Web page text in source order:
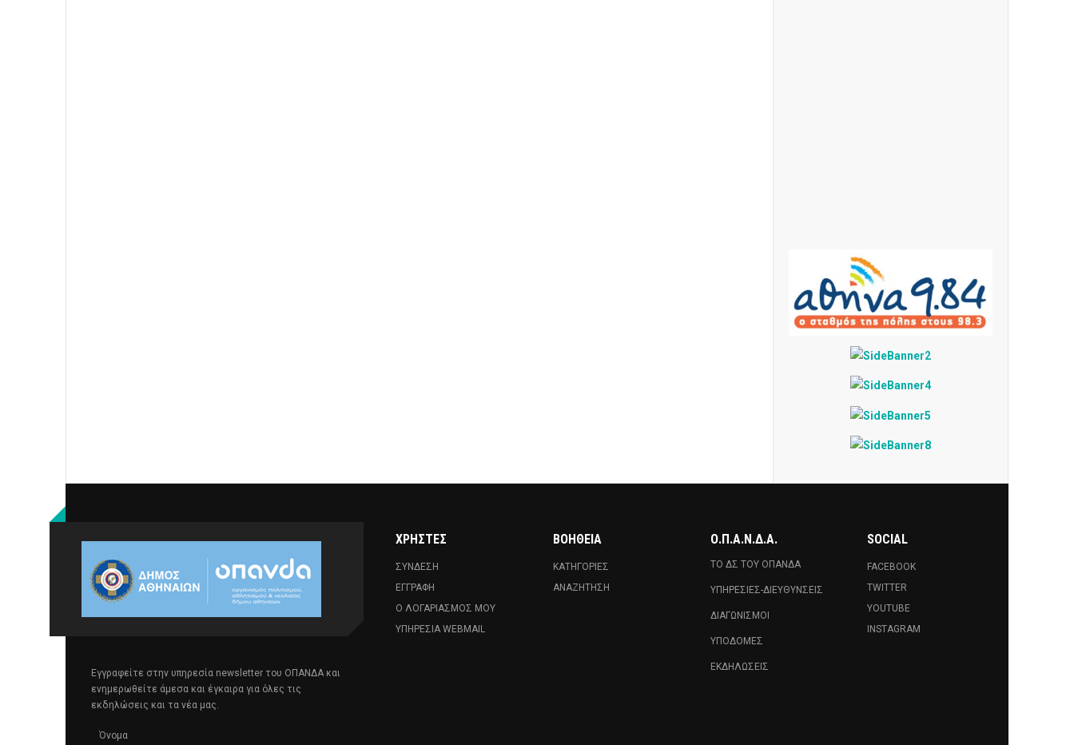
Εγγραφείτε στην υπηρεσία newsletter του ΟΠΑΝΔΑ και
ενημερωθείτε άμεσα και έγκαιρα για όλες τις
εκδηλώσεις και τα νέα μας.
ΧΡΉΣΤΕΣ
ΣΎΝΔΕΣΗ
ΕΓΓΡΑΦΉ
Ο ΛΟΓΑΡΙΑΣΜΌΣ ΜΟΥ
ΥΠΗΡΕΣΊΑ WEBMAIL
ΒΟΉΘΕΙΑ
ΚΑΤΗΓΟΡΊΕΣ
ΑΝΑΖΉΤΗΣΗ
Ο.Π.Α.Ν.Δ.Α.
ΤΟ ΔΣ ΤΟΥ ΟΠΑΝΔΑ
ΥΠΗΡΕΣΊΕΣ-ΔΙΕΥΘΎΝΣΕΙΣ
ΔΙΑΓΩΝΙΣΜΟΊ
ΥΠΟΔΟΜΈΣ
ΕΚΔΗΛΏΣΕΙΣ
SOCIAL
FACEBOOK
TWITTER
YOUTUBE
INSTAGRAM